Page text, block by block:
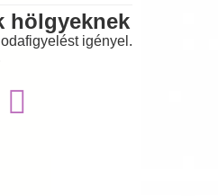
hölgyeknek
igényel.